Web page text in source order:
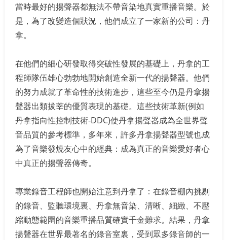
當時最好的揚聲器都無法不帶音染地真實重播音樂。於
是，為了改變造個狀況，他們成立了一家新的公司：丹
拿。
在他們的細心研發取得突破性發展的基礎上，丹拿的工
程師隊伍雄心勃勃地開始創造全新一代的揚聲器。他們
的努力成就了革命性的技術進步，這些至今仍是丹拿揚
聲器出類拔莘的優質表現的基礎。這些技術革新(例如
丹拿指向性控制技術-DDC)使丹拿揚聲器成為全世界聲
音品質的參考標準，多年來，許多丹拿揚聲器型號也成
為了音樂發燒友心中的經典：成為真正的音樂愛好者心
中真正的揚聲器傳奇。
專業錄音工程師也開始注意到丹拿了：在錄音棚內挑剔
的錄音、監聽環境裏、丹拿無音染、清晰、細緻、不壓
縮動態範圍的音樂重播品質確實千金難求。結果，丹拿
揚聲器在世界最著名的錄音室裏，受到眾多錄音師的一